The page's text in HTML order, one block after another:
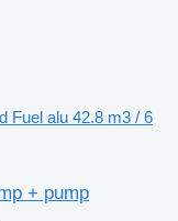
Fuel alu 42.8 m3 / 6
+ pump